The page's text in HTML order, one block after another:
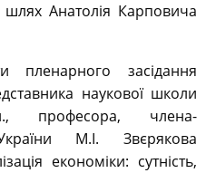
Анатолія Карповича
пленарного засідання
наукової школи
професора, члена-
М.І. Звєрякова
економіки: сутність,